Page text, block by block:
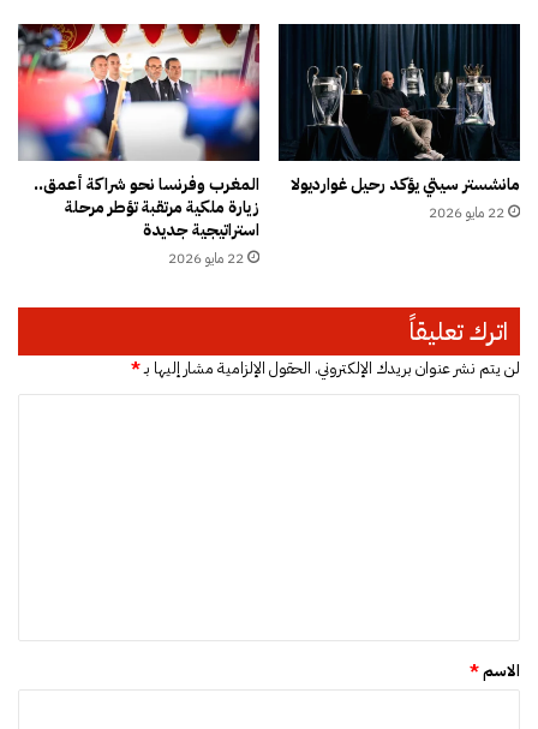
5
أ
ل
ل
ر
ع
ا
ل
ت
ن
ا
خ
ل
ي
ة
مانشستر سيتي يؤكد رحيل غوارديولا
22 مايو 2026
المغرب وفرنسا نحو شراكة أعمق..
زيارة ملكية مرتقبة تؤطر مرحلة
استراتيجية جديدة
22 مايو 2026
اترك تعليقاً
لن يتم نشر عنوان بريدك الإلكتروني. الحقول الإلزامية مشار إليها بـ*
*
الاسم*